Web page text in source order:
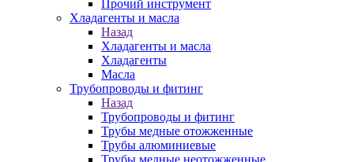
Прочий инструмент
Хладагенты и масла
Назад
Хладагенты и масла
Хладагенты
Масла
Трубопроводы и фитинг
Назад
Трубопроводы и фитинг
Трубы медные отожженные
Трубы алюминиевые
Трубы медные неотожженные